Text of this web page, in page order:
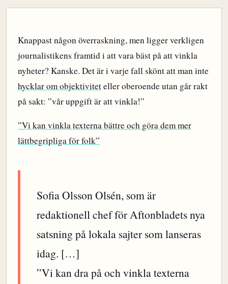
Knappast någon överraskning, men ligger verkligen
journalistikens framtid i att vara bäst på att vinkla
nyheter? Kanske. Det är i varje fall skönt att man inte
hycklar om objektiviteteller oberoende utan går rakt
på sakt: ”vår uppgift är att vinkla!”
”Vi kan vinkla texterna bättre och göra dem mer
lättbegripliga för folk”
Sofia Olsson Olsén, som är
redaktionell chef för Aftonbladets nya
satsning på lokala sajter som lanseras
idag. […]
”Vi kan dra på och vinkla texterna